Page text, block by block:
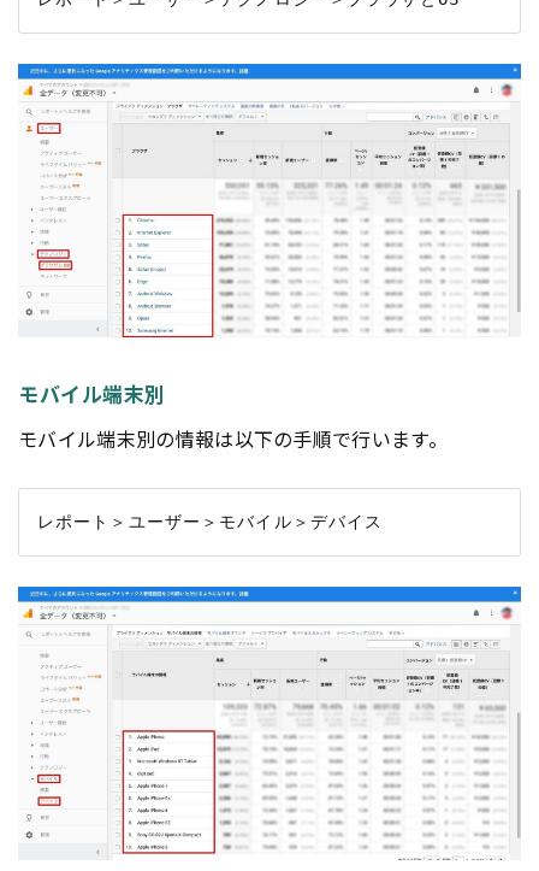
モバイル端末別
モバイル端末別の情報は以下の手順で行います。